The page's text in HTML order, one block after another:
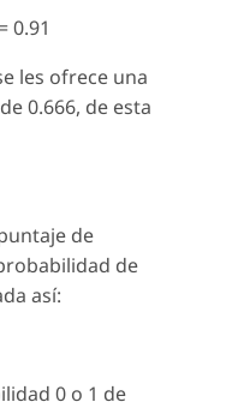
0.91
les ofrece una
0.666, de esta
de
de
así:
0 o 1 de